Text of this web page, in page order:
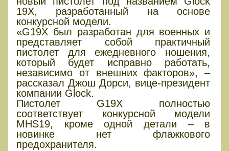
19X, разработанный на основе
конкурсной модели.
«G19X был разработан для военных и
представляет собой практичный
пистолет для ежедневного ношения,
который будет исправно работать,
независимо от внешних факторов», –
рассказал Джош Дорси, вице-президент
компании Glock.
Пистолет G19X полностью
соответствует конкурсной модели
MHS19, кроме одной детали – в
новинке нет флажкового
предохранителя.